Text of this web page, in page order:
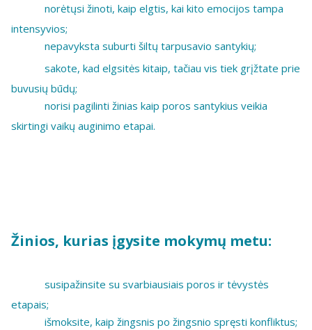
norėtųsi žinoti, kaip elgtis, kai kito emocijos tampa
intensyvios;
nepavyksta suburti šiltų tarpusavio santykių;
sakote, kad elgsitės kitaip, tačiau vis tiek grįžtate prie
buvusių būdų;
norisi pagilinti žinias kaip poros santykius veikia
skirtingi vaikų auginimo etapai.
Žinios, kurias įgysite mokymų metu:
susipažinsite su svarbiausiais poros ir tėvystės
etapais;
išmoksite, kaip žingsnis po žingsnio spręsti konfliktus;